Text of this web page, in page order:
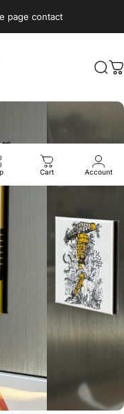
page contact
Cart Account